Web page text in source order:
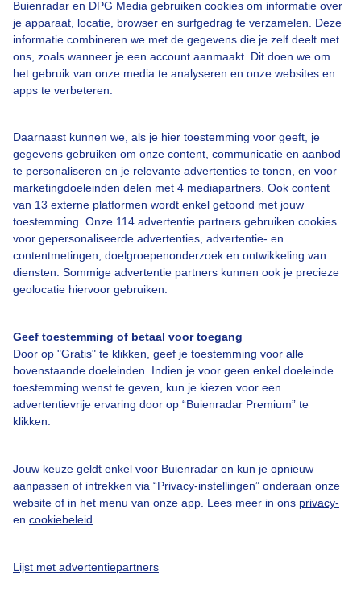
Buienradar en DPG Media gebruiken cookies om informatie over
je apparaat, locatie, browser en surfgedrag te verzamelen. Deze
informatie combineren we met de gegevens die je zelf deelt met
ons, zoals wanneer je een account aanmaakt. Dit doen we om
het gebruik van onze media te analyseren en onze websites en
apps te verbeteren.
Daarnaast kunnen we, als je hier toestemming voor geeft, je
gegevens gebruiken om onze content, communicatie en aanbod
te personaliseren en je relevante advertenties te tonen, en voor
marketingdoeleinden delen met 4 mediapartners. Ook content
van 13 externe platformen wordt enkel getoond met jouw
toestemming. Onze 114 advertentie partners gebruiken cookies
voor gepersonaliseerde advertenties, advertentie- en
contentmetingen, doelgroepenonderzoek en ontwikkeling van
diensten. Sommige advertentie partners kunnen ook je precieze
geolocatie hiervoor gebruiken.
Geef toestemming of betaal voor toegang
Door op "Gratis" te klikken, geef je toestemming voor alle
bovenstaande doeleinden. Indien je voor geen enkel doeleinde
toestemming wenst te geven, kun je kiezen voor een
advertentievrije ervaring door op “Buienradar Premium” te
klikken.
Jouw keuze geldt enkel voor Buienradar en kun je opnieuw
aanpassen of intrekken via “Privacy-instellingen” onderaan onze
website of in het menu van onze app. Lees meer in ons privacy-
en cookiebeleid
Lijst met advertentiepartners
Bekijk slideshow
Een moment geduld aub...
Over Buienradar
Veelgestelde vragen
Contact
Toegankelijkheid
Buienradar Team
Privacy instellingen